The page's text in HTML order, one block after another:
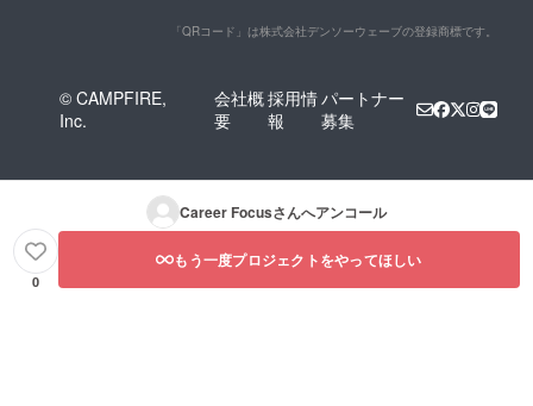
「QRコード」は株式会社デンソーウェーブの登録商標です。
© CAMPFIRE,
Inc.
会社概
要
採用情
報
パートナー
募集
Career Focusさんへアンコール
0
もう一度プロジェクトをやってほしい